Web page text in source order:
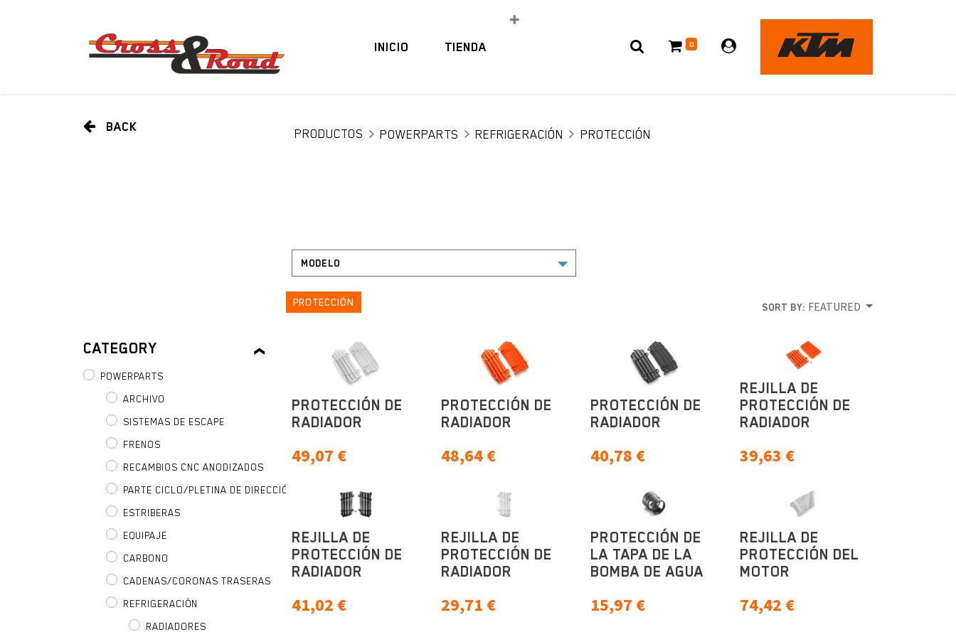
INICIO TIENDA 0
BACK PRODUCTOS POWERPARTS REFRIGERACIÓN PROTECCIÓN
PROTECCIÓN SORT BY: FEATURED
CATEGORY
POWERPARTS
ARCHIVO
SISTEMAS DE ESCAPE
FRENOS
RECAMBIOS CNC ANODIZADOS
PARTE CICLO/PLETINA DE DIRECCIÓN
ESTRIBERAS
EQUIPAJE
CARBONO
CADENAS/CORONAS TRASERAS
REFRIGERACIÓN
RADIADORES
PROTECCIÓN DE
RADIADOR
49,07 €
PROTECCIÓN DE
RADIADOR
48,64€
PROTECCIÓN DE
RADIADOR
40,78 €
REJILLA DE
PROTECCIÓN DE
RADIADOR
39,63 €
REJILLA DE
PROTECCIÓN DE
RADIADOR
41,02 €
REJILLA DE
PROTECCIÓN DE
RADIADOR
29,71 €
PROTECCIÓN DE
LA TAPA DE LA
BOMBA DE AGUA
15,97 €
REJILLA DE
PROTECCIÓN DEL
MOTOR
74,42 €